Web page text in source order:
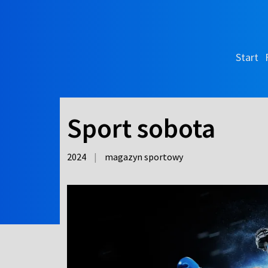
Start
Sport sobota
2024 | magazyn sportowy